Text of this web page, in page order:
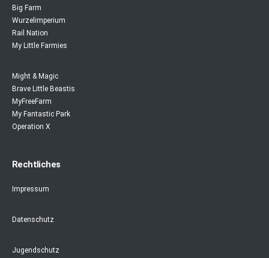
Big Farm
Wurzelimperium
Rail Nation
My Little Farmies
Might & Magic
Brave Little Beastis
MyFreeFarm
My Fantastic Park
Operation X
Rechtliches
Impressum
Datenschutz
Jugendschutz